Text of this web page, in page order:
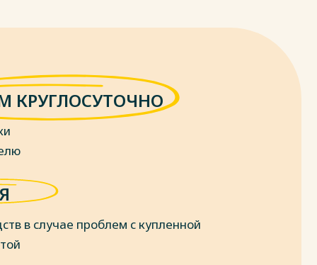
КРУГЛОСУТОЧНО
в случае проблем с купленной